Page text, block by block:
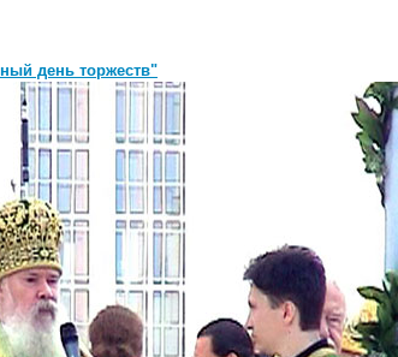
день торжеств"